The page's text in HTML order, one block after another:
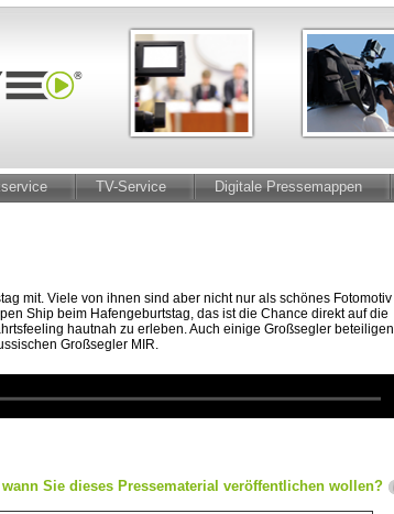
TV-Service Digitale Pressemappen
mit. Viele von ihnen sind aber nicht nur als schönes Fotomotiv
Ship beim Hafengeburtstag, das ist die Chance direkt auf die
hautnah zu erleben. Auch einige Großsegler beteiligen
Großsegler MIR.
Sie dieses Pressematerial veröffentlichen wollen?